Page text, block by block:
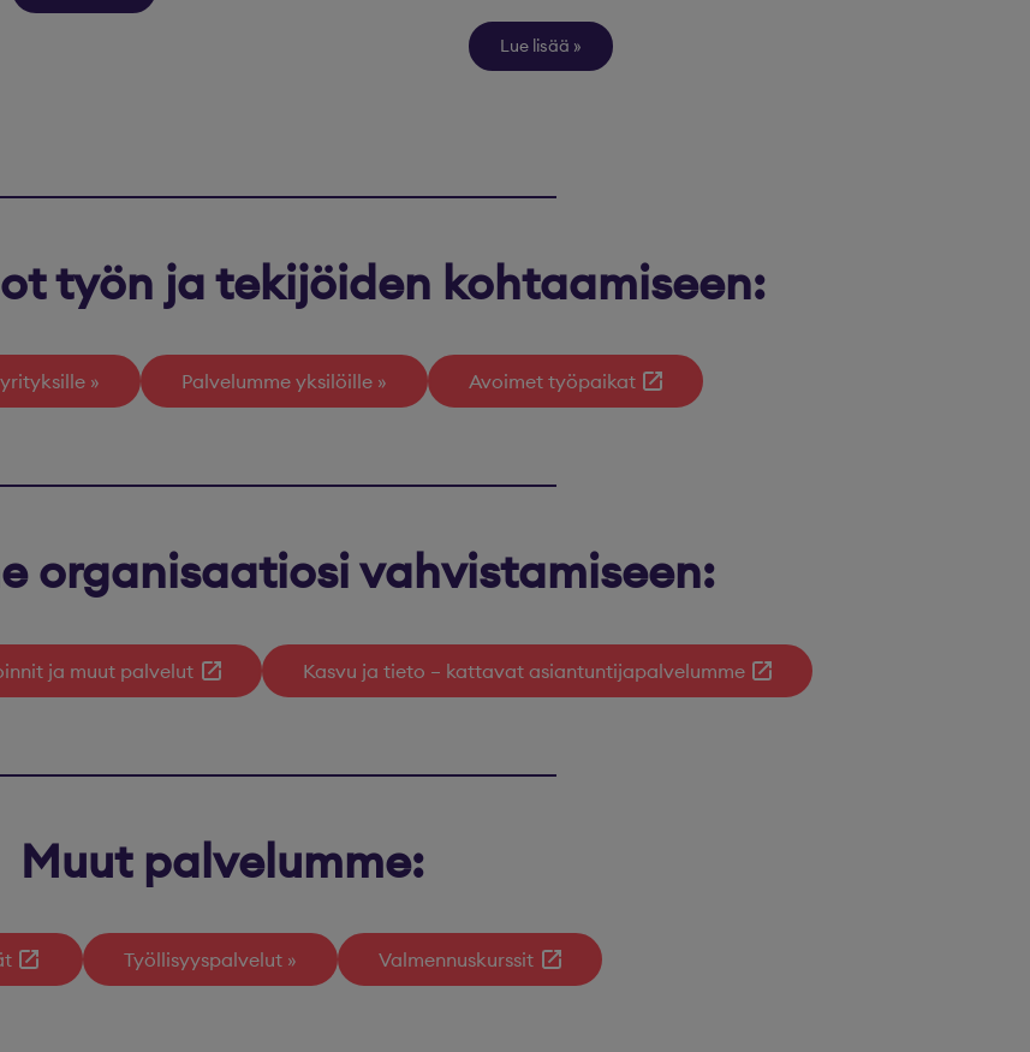
Lue lisää
työn ja tekijöiden kohtaamiseen:
Palvelumme yksilöille Avoimet työpaikat
organisaatiosi vahvistamiseen:
ja muut palvelut Kasvu ja tieto – kattavat asiantuntijapalvelumme
Muut palvelumme:
Työllisyyspalvelut Valmennuskurssit